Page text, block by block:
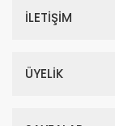
İLETİŞİM
ÜYELİK